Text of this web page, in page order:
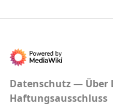
Datenschutz
Über
Haftungsausschluss